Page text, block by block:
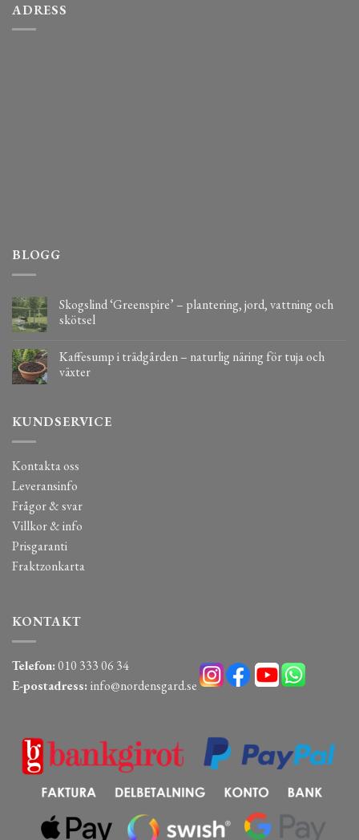
ADRESS
BLOGG
Skogslind ‘Greenspire’ – plantering, jord, vattning och
skötsel
Kaffesump i trädgården – naturlig näring för tuja och
växter
KUNDSERVICE
Kontakta oss
Leveransinfo
Frågor & svar
Villkor & info
Prisgaranti
Fraktzonkarta
KONTAKT
Telefon:010 333 06 34
E-postadress: info@nordensgard.se